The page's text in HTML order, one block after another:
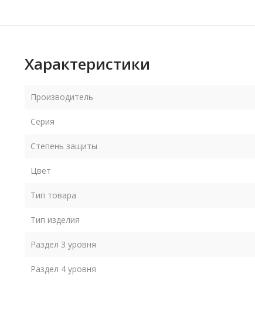
Характеристики
Производитель
Серия
Степень защиты
Цвет
Тип товара
Тип изделия
Раздел 3 уровня
Раздел 4 уровня